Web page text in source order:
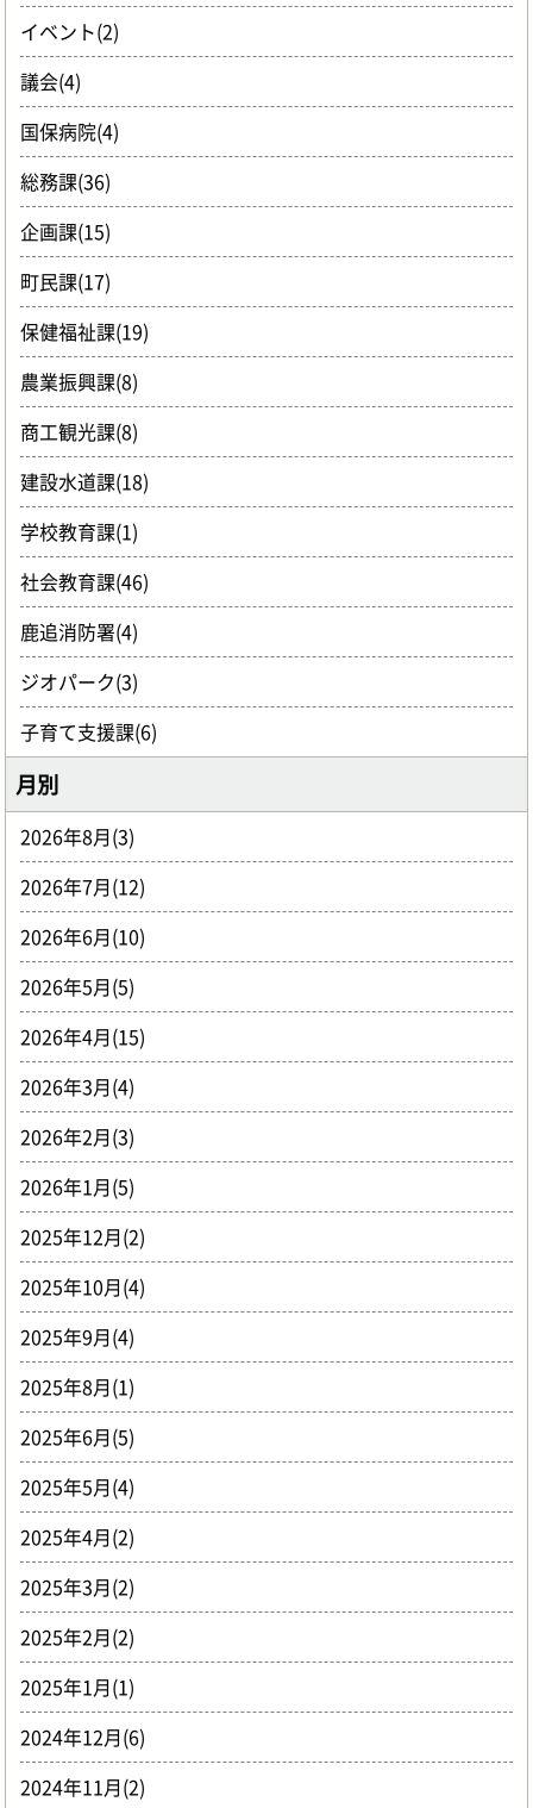
イベント(2)
議会(4)
国保病院(4)
総務課(36)
企画課(15)
町民課(17)
保健福祉課(19)
農業振興課(8)
商工観光課(8)
建設水道課(18)
学校教育課(1)
社会教育課(46)
鹿追消防署(4)
ジオパーク(3)
子育て支援課(6)
月別
2026年8月(3)
2026年7月(12)
2026年6月(10)
2026年5月(5)
2026年4月(15)
2026年3月(4)
2026年2月(3)
2026年1月(5)
2025年12月(2)
2025年10月(4)
2025年9月(4)
2025年8月(1)
2025年6月(5)
2025年5月(4)
2025年4月(2)
2025年3月(2)
2025年2月(2)
2025年1月(1)
2024年12月(6)
2024年11月(2)